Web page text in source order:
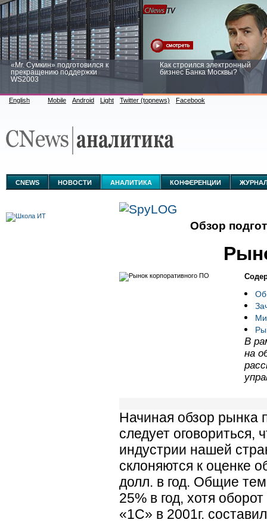
«Mr. Сумкин» подготовился к
прекращению поддержки
WS2003
Как строился электронный
бизнес Банка Москвы?
аналитике
English Mobile Android Light Twitter (topnews) Facebook
CNEWS НОВОСТИ АНАЛИТИКА КОНФЕРЕНЦИИ
Обзор
В
на
Начиная обзор рынка
следует
индустрии нашей
склоняются к оценке
долл. в год. Общие
25% в год, хотя
«1С» в 2001г.